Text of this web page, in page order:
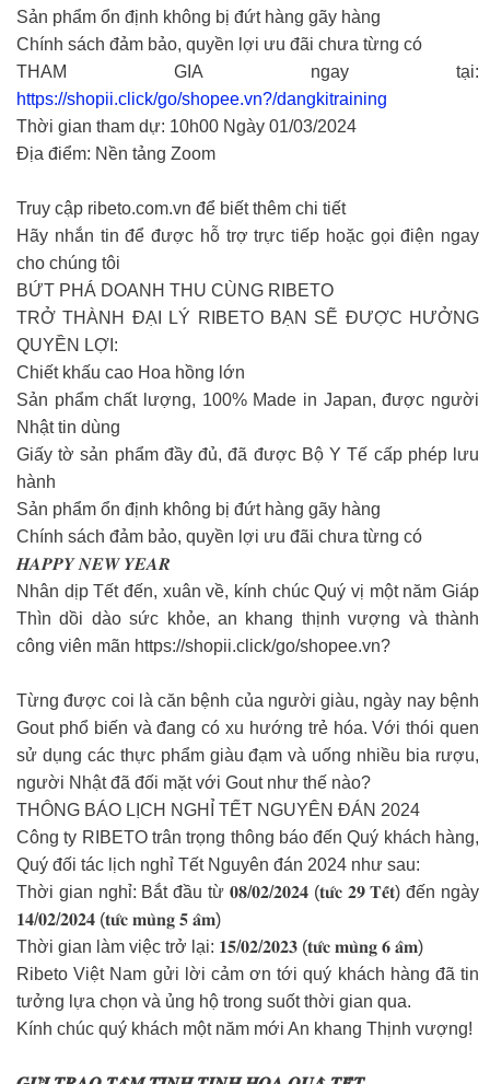
Sản phẩm ổn định không bị đứt hàng gãy hàng
Chính sách đảm bảo, quyền lợi ưu đãi chưa từng có
THAM GIA ngay tại:
https://shopii.click/go/shopee.vn?/dangkitraining
Thời gian tham dự: 10h00 Ngày 01/03/2024
Địa điểm: Nền tảng Zoom
Truy cập ribeto.com.vn để biết thêm chi tiết
Hãy nhắn tin để được hỗ trợ trực tiếp hoặc gọi điện ngay
cho chúng tôi
BỨT PHÁ DOANH THU CÙNG RIBETO
TRỞ THÀNH ĐẠI LÝ RIBETO BẠN SẼ ĐƯỢC HƯỞNG
QUYỀN LỢI:
Chiết khấu cao Hoa hồng lớn
Sản phẩm chất lượng, 100% Made in Japan, được người
Nhật tin dùng
Giấy tờ sản phẩm đầy đủ, đã được Bộ Y Tế cấp phép lưu
hành
Sản phẩm ổn định không bị đứt hàng gãy hàng
Chính sách đảm bảo, quyền lợi ưu đãi chưa từng có
𝑯𝑨𝑷𝑷𝒀 𝑵𝑬𝑾 𝒀𝑬𝑨𝑹
Nhân dịp Tết đến, xuân về, kính chúc Quý vị một năm Giáp
Thìn dồi dào sức khỏe, an khang thịnh vượng và thành
công viên mãn https://shopii.click/go/shopee.vn?
Từng được coi là căn bệnh của người giàu, ngày nay bệnh
Gout phổ biến và đang có xu hướng trẻ hóa. Với thói quen
sử dụng các thực phẩm giàu đạm và uống nhiều bia rượu,
người Nhật đã đối mặt với Gout như thế nào?
THÔNG BÁO LỊCH NGHỈ TẾT NGUYÊN ĐÁN 2024
Công ty RIBETO trân trọng thông báo đến Quý khách hàng,
Quý đối tác lịch nghỉ Tết Nguyên đán 2024 như sau:
Thời gian nghỉ: Bắt đầu từ 𝟎𝟖/𝟎𝟐/𝟐𝟎𝟐𝟒 (𝐭𝐮̛́𝐜 𝟐𝟗 𝐓𝐞̂́𝐭) đến ngày
𝟏𝟒/𝟎𝟐/𝟐𝟎𝟐𝟒 (𝐭𝐮̛́𝐜 𝐦𝐮̀𝐧𝐠 𝟓 𝐚̂𝐦)
Thời gian làm việc trở lại: 𝟏𝟓/𝟎𝟐/𝟐𝟎𝟐𝟑 (𝐭𝐮̛́𝐜 𝐦𝐮̀𝐧𝐠 𝟔 𝐚̂𝐦)
Ribeto Việt Nam gửi lời cảm ơn tới quý khách hàng đã tin
tưởng lựa chọn và ủng hộ trong suốt thời gian qua.
Kính chúc quý khách một năm mới An khang Thịnh vượng!